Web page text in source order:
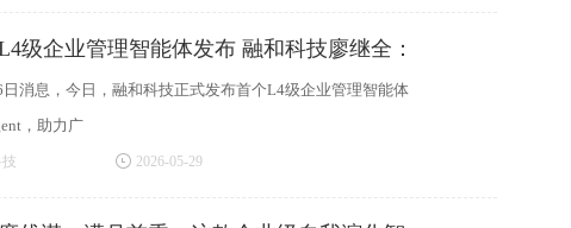
级企业管理智能体发布 融和科技廖继全：
日消息，今日，融和科技正式发布首个L4级企业管理智能体
，助力广
2026-05-29